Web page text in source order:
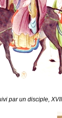
par un disciple,